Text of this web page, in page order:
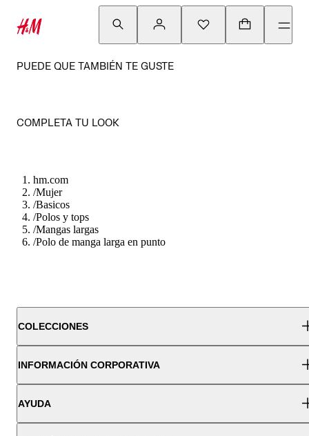
PUEDE QUE TAMBIÉN TE GUSTE
COMPLETA TU LOOK
hm.com
/Mujer
/Basicos
/Polos y tops
/Mangas largas
/Polo de manga larga en punto
COLECCIONES
INFORMACIÓN CORPORATIVA
AYUDA